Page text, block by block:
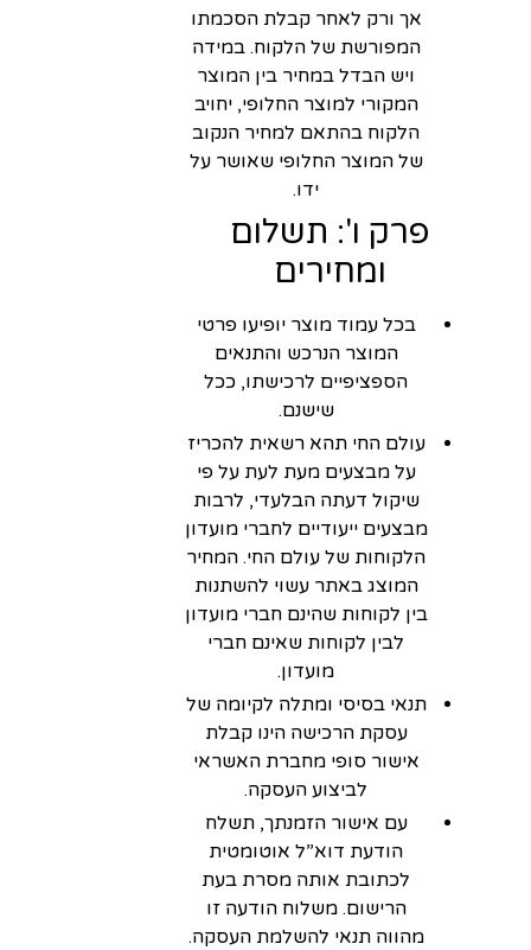
אך ורק לאחר קבלת הסכמתו
המפורשת של הלקוח. במידה
ויש הבדל במחיר בין המוצר
המקורי למוצר החלופי, יחויב
הלקוח בהתאם למחיר הנקוב
של המוצר החלופי שאושר על
ידו.
פרק ו': תשלום
ומחירים
בכל עמוד מוצר יופיעו פרטי
המוצר הנרכש והתנאים
הספציפיים לרכישתו, ככל
שישנם.
עולם החי תהא רשאית להכריז
על מבצעים מעת לעת על פי
שיקול דעתה הבלעדי, לרבות
מבצעים ייעודיים לחברי מועדון
הלקוחות של עולם החי. המחיר
המוצג באתר עשוי להשתנות
בין לקוחות שהינם חברי מועדון
לבין לקוחות שאינם חברי
מועדון.
תנאי בסיסי ומתלה לקיומה של
עסקת הרכישה הינו קבלת
אישור סופי מחברת האשראי
לביצוע העסקה.
עם אישור הזמנתך, תשלח
הודעת דוא”ל אוטומטית
לכתובת אותה מסרת בעת
הרישום. משלוח הודעה זו
מהווה תנאי להשלמת העסקה.